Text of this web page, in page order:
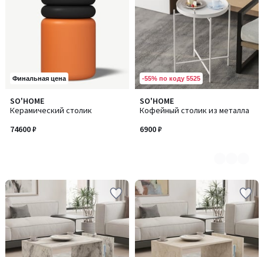
Финальная цена
SO'HOME
Керамический столик
74600 ₽
-55% по коду 5525
SO'HOME
Кофейный столик из металла
6900 ₽
Количество
цветов:
3